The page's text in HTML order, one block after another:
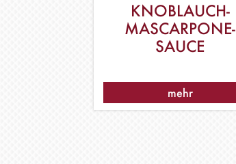
KNOBLAUCH-
MASCARPONE-
SAUCE
mehr